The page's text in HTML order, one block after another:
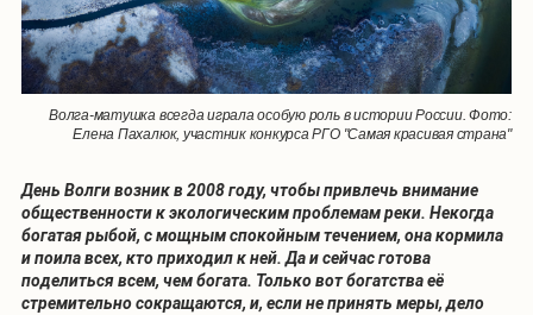
Волга-матушка всегда играла особую роль в истории России. Фото:
Елена Пахалюк, участник конкурса РГО "Самая красивая страна"
День Волги возник в 2008 году, чтобы привлечь внимание
общественности к экологическим проблемам реки. Некогда
богатая рыбой, с мощным спокойным течением, она кормила
и поила всех, кто приходил к ней. Да и сейчас готова
поделиться всем, чем богата. Только вот богатства её
стремительно сокращаются, и, если не принять меры, дело